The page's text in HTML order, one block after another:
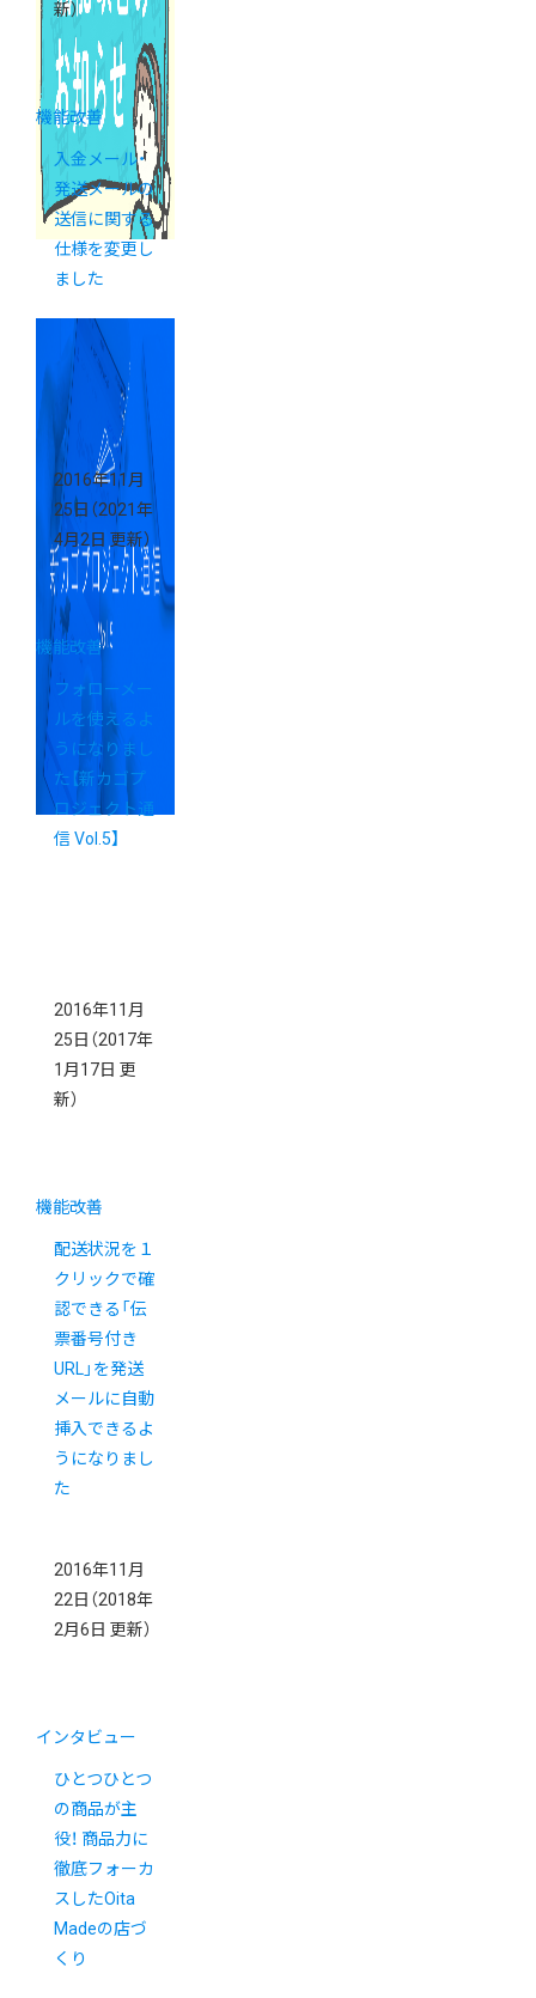
新）
機能改善
入金メール・
発送メールの
送信に関する
仕様を変更し
ました
2016年11月
25日 （2021年
4月2日 更新）
機能改善
フォローメー
ルを使えるよ
うになりまし
た【新カゴプ
ロジェクト通
信 Vol.5】
2016年11月
25日 （2017年
1月17日 更
新）
機能改善
配送状況を１
クリックで確
認できる「伝
票番号付き
URL」を発送
メールに自動
挿入できるよ
うになりまし
た
2016年11月
22日 （2018年
2月6日 更新）
インタビュー
ひとつひとつ
の商品が主
役！ 商品力に
徹底フォーカ
スしたOita
Madeの店づ
くり